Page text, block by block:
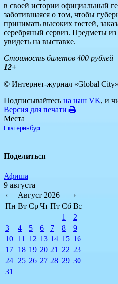
в своей истории официальный
заботившаяся о том, чтобы
принимать высоких гостей,
серебряный сервиз. Предметы
увидеть на выставке.
Стоимость билетов 400 рублей
12+
© Интернет-журнал «Global City»
Подписывайтесь на наш VK, и
Версия для печати
Места
Екатеринбург
Поделиться
Афиша
9 августа
‹
Август 2026
›
Пн Вт Ср Чт Пт Сб Вс
1
2
3
4 5 6 7 8
9
10 11 12 13 14 15 16
17 18 19 20 21 22 23
24 25 26 27 28 29 30
31